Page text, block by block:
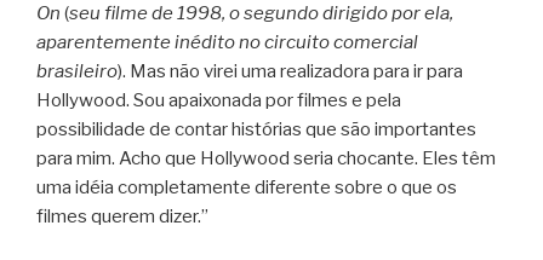
On (seu filme de 1998, o segundo dirigido por ela,
aparentemente inédito no circuito comercial
brasileiro). Mas não virei uma realizadora para ir para
Hollywood. Sou apaixonada por filmes e pela
possibilidade de contar histórias que são importantes
para mim. Acho que Hollywood seria chocante. Eles têm
uma idéia completamente diferente sobre o que os
filmes querem dizer.”